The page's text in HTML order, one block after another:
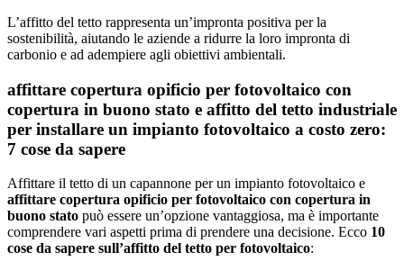
L’affitto del tetto rappresenta un’impronta positiva per la
sostenibilità, aiutando le aziende a ridurre la loro impronta di
carbonio e ad adempiere agli obiettivi ambientali.
affittare copertura opificio per fotovoltaico con
copertura in buono stato e affitto del tetto industriale
per installare un impianto fotovoltaico a costo zero:
7 cose da sapere
Affittare il tetto di un capannone per un impianto fotovoltaico e
affittare copertura opificio per fotovoltaico con copertura in
buono stato può essere un’opzione vantaggiosa, ma è importante
comprendere vari aspetti prima di prendere una decisione. Ecco 10
cose da sapere sull’affitto del tetto per fotovoltaico: